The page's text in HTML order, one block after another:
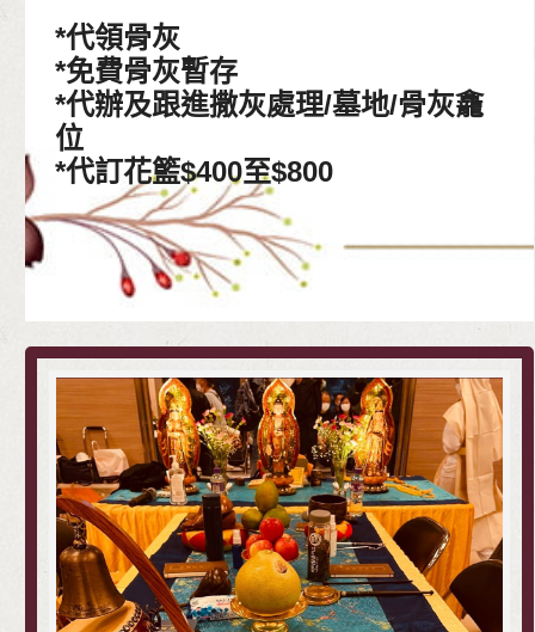
*代領骨灰
*免費骨灰暫存
*代辦及跟進撒灰處理/墓地/骨灰龕
位
*代訂花籃$400至$800